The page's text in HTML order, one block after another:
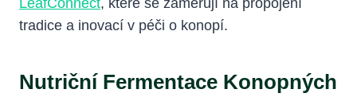
tradice a inovací v péči o konopí.
Nutriční Fermentace Konopných